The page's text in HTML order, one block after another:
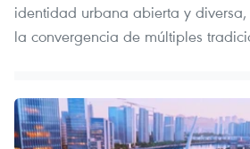
identidad urbana abierta y
la convergencia de múltiples